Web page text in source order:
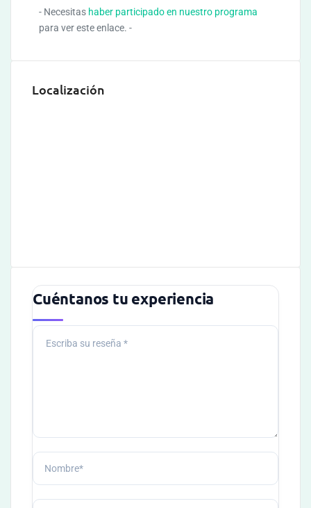
- Necesitas haber participado en nuestro programa
para ver este enlace. -
Localización
Cuéntanos tu experiencia